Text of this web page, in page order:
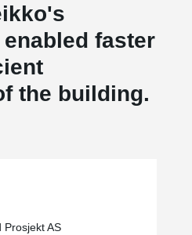
enabled faster
the building.
Prosjekt AS